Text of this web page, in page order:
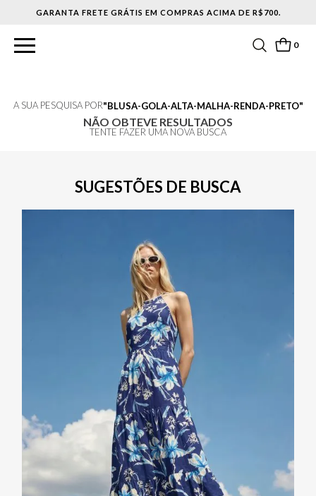
GARANTA FRETE GRÁTIS EM COMPRAS ACIMA DE R$700.
0
A SUA PESQUISA POR BLUSA-GOLA-ALTA-MALHA-RENDA-PRETO
NÃO OBTEVE RESULTADOS
TENTE FAZER UMA NOVA BUSCA
SUGESTÕES DE BUSCA